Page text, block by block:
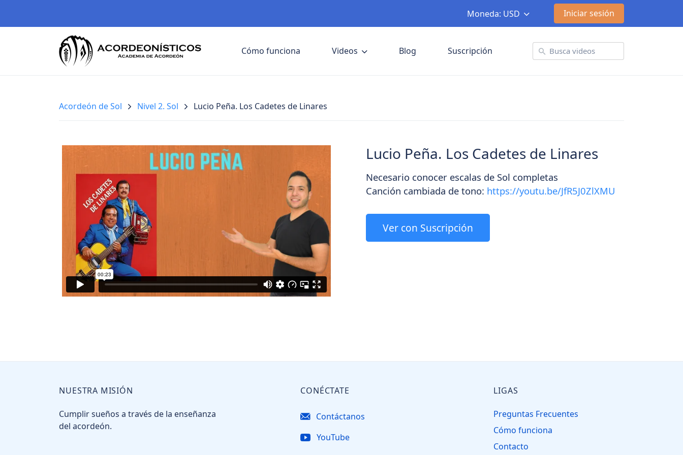
Moneda: USD Iniciar sesión
Cómo funciona Videos Blog Suscripción
Acordeón de Sol Nivel 2. Sol Lucio Peña. Los Cadetes de Linares
Lucio Peña. Los Cadetes de Linares
Necesario conocer escalas de Sol completas
Canción cambiada de tono: https://youtu.be/JfR5J0ZlXMU
Ver con Suscripción
NUESTRA MISIÓN
Cumplir sueños a través de la enseñanza
del acordeón.
CONÉCTATE
Contáctanos
YouTube
LIGAS
Preguntas Frecuentes
Cómo funciona
Contacto